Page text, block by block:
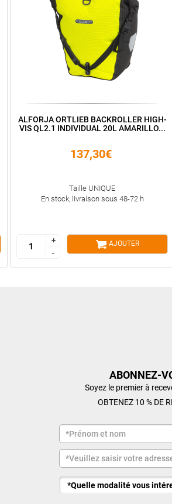
ALFORJA ORTLIEB BACKROLLER HIGH-
VIS QL2.1 INDIVIDUAL 20L AMARILLO...
137,30€
Taille UNIQUE
En stock, livraison sous 48-72 h
+
-
+
-
AJOUTER
ABONNEZ-
Soyez le premier à
OBTENEZ 10 % DE